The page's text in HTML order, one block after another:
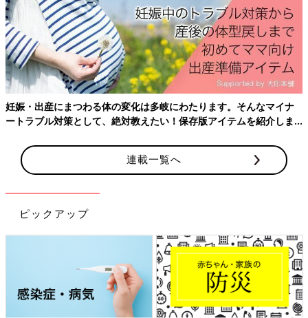
「ミノン アミノモイスト アミノフルシャワー」（150g 2,052
円）は、9種のアミノ酸を独自のバランスで配合し、外的刺激か
ら肌を守るバリア機能をサポートします。ヒトの体は60〜70％
が水分と言われますが、約20％がアミノ酸で構成されているそう
で、健やかな肌にもアミノ酸が欠かせないそうです。低刺激なの
妊娠・出産にまつわる体の変化は多岐にわたります。そんなマイナ
ートラブル対策として、絶対教えたい！保存版アイテムを紹介しま
連載一覧へ
ピックアップ